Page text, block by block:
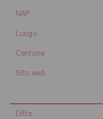
NAP
Luogo
Cantone
Sito web
Ditta